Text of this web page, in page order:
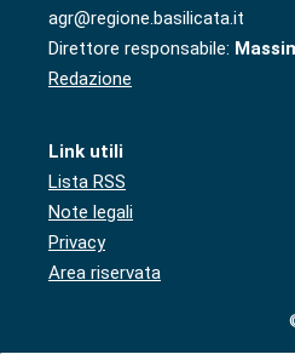
agr@regione.basilicata.it
Direttore responsabile:
Redazione
Link utili
Lista RSS
Note legali
Privacy
Area riservata